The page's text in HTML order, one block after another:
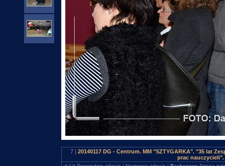
7 | 20140117 DG - Centrum. MM "SZTYGARKA". "35 lat
prac